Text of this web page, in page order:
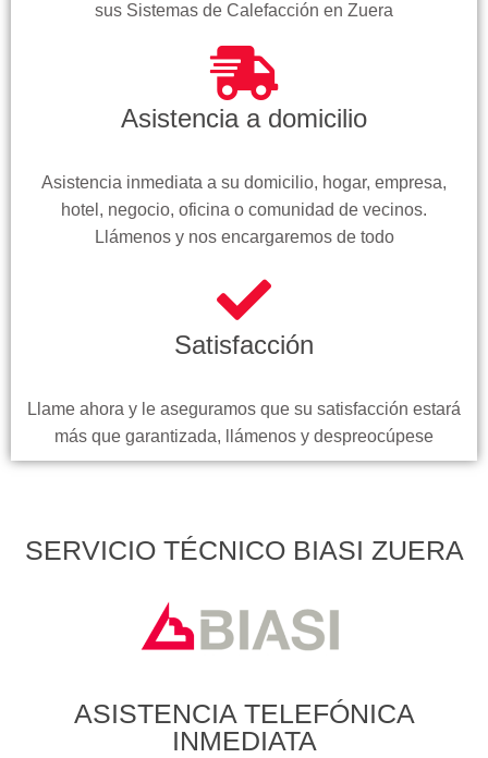
sus Sistemas de Calefacción en Zuera
Asistencia a domicilio
Asistencia inmediata a su domicilio, hogar, empresa,
hotel, negocio, oficina o comunidad de vecinos.
Llámenos y nos encargaremos de todo
Satisfacción
Llame ahora y le aseguramos que su satisfacción estará
más que garantizada, llámenos y despreocúpese
SERVICIO TÉCNICO BIASI ZUERA
ASISTENCIA TELEFÓNICA
INMEDIATA